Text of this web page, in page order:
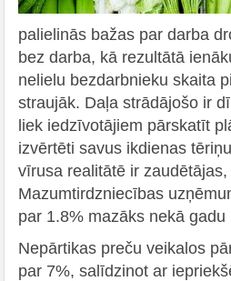
palielinās bažas par darba
bez darba, kā rezultātā
nelielu bezdarbnieku skaita
straujāk. Daļa strādājošo ir
liek iedzīvotājiem pārskatīt
izvērtēti savus ikdienas
vīrusa realitātē ir
Mazumtirdzniecības
par 1.8% mazāks nekā gadu
Nepārtikas preču veikalos
par 7%, salīdzinot ar